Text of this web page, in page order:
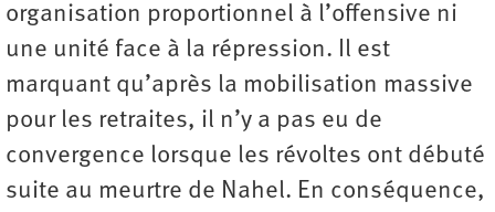
organisation proportionnel à l’offensive ni
une unité face à la répression. Il est
marquant qu’après la mobilisation massive
pour les retraites, il n’y a pas eu de
convergence lorsque les révoltes ont débuté
suite au meurtre de Nahel. En conséquence,